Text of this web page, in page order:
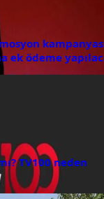
ek ödeme
TV100 neden